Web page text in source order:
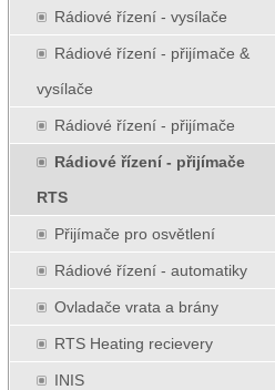
Rádiové řízení - vysílače
Rádiové řízení - přijímače &
vysílače
Rádiové řízení - přijímače
Rádiové řízení - přijímače
RTS
Přijímače pro osvětlení
Rádiové řízení - automatiky
Ovladače vrata a brány
RTS Heating recievery
INIS